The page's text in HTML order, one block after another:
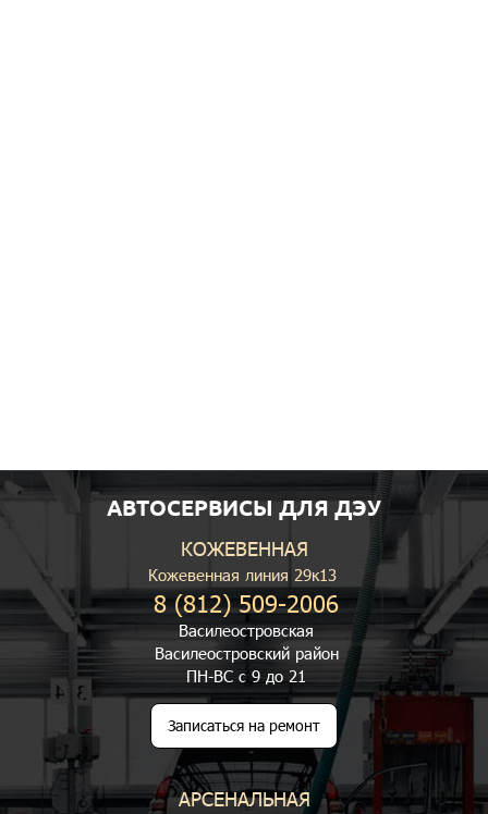
АВТОСЕРВИСЫ ДЛЯ ДЭУ
КОЖЕВЕННАЯ
Кожевенная линия 29к13
8 (812) 509-2006
Василеостровская
Василеостровский район
ПН-ВС с 9 до 21
Записаться на ремонт
АРСЕНАЛЬНАЯ